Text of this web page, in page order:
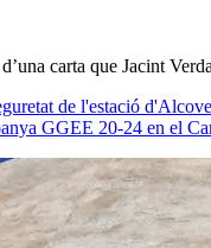
carta que Jacint
de l'estació
GGEE 20-24 en el